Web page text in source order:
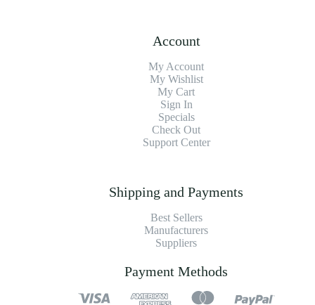
Account
My Account
My Wishlist
My Cart
Sign In
Specials
Check Out
Support Center
Shipping and Payments
Best Sellers
Manufacturers
Suppliers
Payment Methods